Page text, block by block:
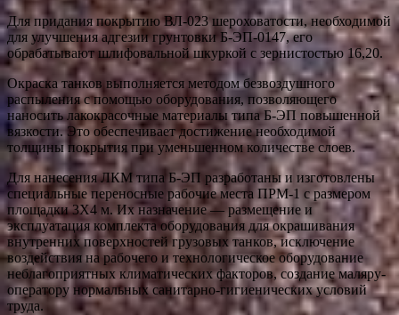
Для придания покрытию ВЛ-023 шероховатости, необходимой
для улучшения адгезии грунтовки Б-ЭП-0147, его
обрабатывают шлифовальной шкуркой с зернистостью 16,20.
Окраска танков выполняется методом безвоздушного
распыления с помощью оборудования, позволяющего
наносить лакокрасочные материалы типа Б-ЭП повышенной
вязкости. Это обеспечивает достижение необходимой
толщины покрытия при уменьшенном количестве слоев.
Для нанесения ЛКМ типа Б-ЭП разработаны и изготовлены
специальные переносные рабочие места ПРМ-1 с размером
площадки 3X4 м. Их назначение — размещение и
эксплуатация комплекта оборудования для окрашивания
внутренних поверхностей грузовых танков, исключение
воздействия на рабочего и технологическое оборудование
неблагоприятных климатических факторов, создание маляру-
оператору нормальных санитарно-гигиенических условий
труда.